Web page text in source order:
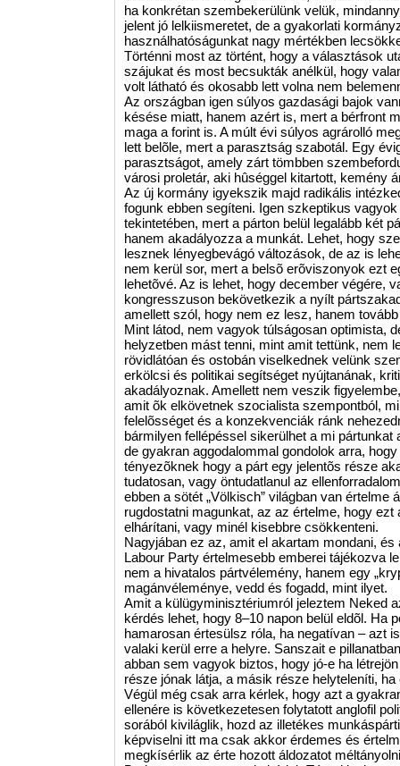
ha konkrétan szembekerülünk velük,
jelent jó lelkiismeretet, de a gyakorlati
használhatóságunkat nagy mértékben
Történni most az történt, hogy a választások
szájukat és most becsukták anélkül, hogy
volt látható és okosabb lett volna nem
Az országban igen súlyos gazdasági bajok
késése miatt, hanem azért is, mert a bérfront
maga a forint is. A múlt évi súlyos agrárolló
lett belõle, mert a parasztság szabotál. Egy
parasztságot, amely zárt tömbben
városi proletár, aki hûséggel kitartott, kemény
Az új kormány igyekszik majd radikális
fogunk ebben segíteni. Igen szkeptikus
tekintetében, mert a párton belül legalább két
hanem akadályozza a munkát. Lehet, hogy
lesznek lényegbevágó változások, de az is
nem kerül sor, mert a belsõ erõviszonyok ezt
lehetõvé. Az is lehet, hogy december végére,
kongresszuson bekövetkezik a nyílt
amellett szól, hogy nem ez lesz, hanem
Mint látod, nem vagyok túlságosan optimista,
helyzetben mást tenni, mint amit tettünk, nem
rövidlátóan és ostobán viselkednek velünk
erkölcsi és politikai segítséget nyújtanának,
akadályoznak. Amellett nem veszik
amit õk elkövetnek szocialista szempontból,
felelõsséget és a konzekvenciák ránk
bármilyen fellépéssel sikerülhet a mi pártunkat
de gyakran aggodalommal gondolok arra,
tényezõknek hogy a párt egy jelentõs része
tudatosan, vagy öntudatlanul az
ebben a sötét „Völkisch” világban van értelme
rugdostatni magunkat, az az értelme, hogy ezt
elhárítani, vagy minél kisebbre csökkenteni.
Nagyjában ez az, amit el akartam mondani,
Labour Party értelmesebb emberei tájékozva
nem a hivatalos pártvélemény, hanem egy
magánvéleménye, vedd és fogadd, mint ilyet.
Amit a külügyminisztériumról jeleztem Neked
kérdés lehet, hogy 8–10 napon belül eldõl. Ha
hamarosan értesülsz róla, ha negatívan – azt
valaki kerül erre a helyre. Sanszait e
abban sem vagyok biztos, hogy jó-e ha
része jónak látja, a másik része helyteleníti,
Végül még csak arra kérlek, hogy azt a
ellenére is következetesen folytatott anglofil
sorából kiviláglik, hozd az illetékes
képviselni itt ma csak akkor érdemes és
megkísérlik az érte hozott áldozatot